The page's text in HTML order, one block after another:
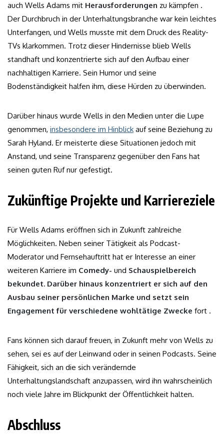
auch Wells Adams mit Herausforderungen zu kämpfen .
Der Durchbruch in der Unterhaltungsbranche war kein leichtes
Unterfangen, und Wells musste mit dem Druck des Reality-
TVs klarkommen. Trotz dieser Hindernisse blieb Wells
standhaft und konzentrierte sich auf den Aufbau einer
nachhaltigen Karriere. Sein Humor und seine
Bodenständigkeit halfen ihm, diese Hürden zu überwinden.
Darüber hinaus wurde Wells in den Medien unter die Lupe
genommen, insbesondere im Hinblick auf seine Beziehung zu
Sarah Hyland. Er meisterte diese Situationen jedoch mit
Anstand, und seine Transparenz gegenüber den Fans hat
seinen guten Ruf nur gefestigt.
Zukünftige Projekte und Karriereziele
Für Wells Adams eröffnen sich in Zukunft zahlreiche
Möglichkeiten. Neben seiner Tätigkeit als Podcast-
Moderator und Fernsehauftritt hat er Interesse an einer
weiteren Karriere im Comedy- und Schauspielbereich
bekundet. Darüber hinaus konzentriert er sich auf den
Ausbau seiner persönlichen Marke und setzt sein
Engagement für verschiedene wohltätige Zwecke fort .
Fans können sich darauf freuen, in Zukunft mehr von Wells zu
sehen, sei es auf der Leinwand oder in seinen Podcasts. Seine
Fähigkeit, sich an die sich verändernde
Unterhaltungslandschaft anzupassen, wird ihn wahrscheinlich
noch viele Jahre im Blickpunkt der Öffentlichkeit halten.
Abschluss